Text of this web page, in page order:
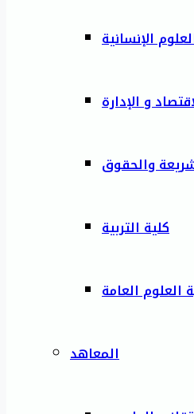
الإنسانية
و الإدارة
والحقوق
كلية التربية
العلوم العامة
المعاهد